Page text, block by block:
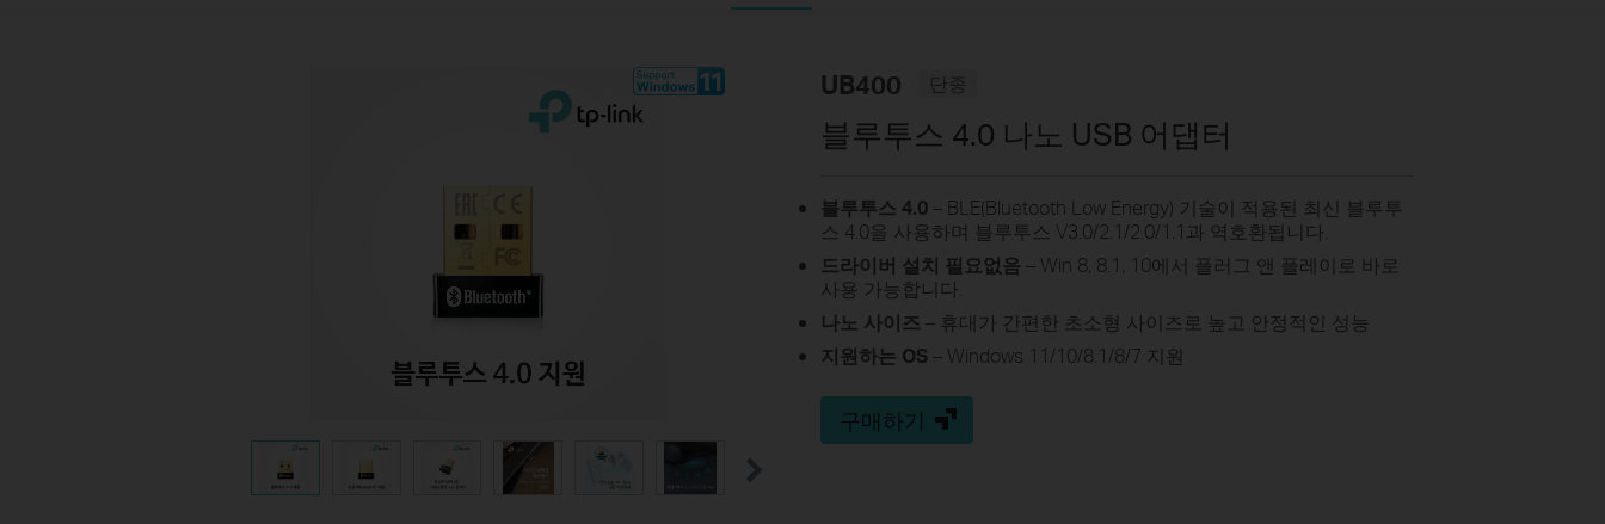
UB400 단종
블루투스 4.0 나노 USB 어댑터
블루투스 4.0– BLE(Bluetooth Low Energy) 기술이 적용된 최신 블루투
스 4.0을 사용하며 블루투스 V3.0/2.1/2.0/1.1과 역호환됩니다.
드라이버 설치 필요없음 – Win 8, 8.1, 10에서 플러그 앤 플레이로 바로
사용 가능합니다.
나노 사이즈 – 휴대가 간편한 초소형 사이즈로 높고 안정적인 성능
지원하는 OS– Windows 11/10/8.1/8/7 지원
구매하기